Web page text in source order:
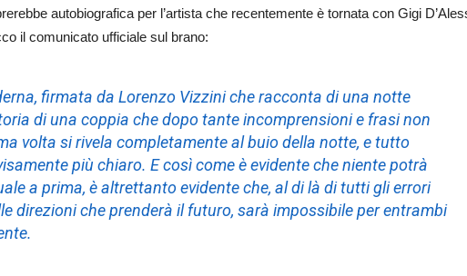
autobiografica per l’artista che recentemente è tornata con Gigi
il comunicato ufficiale sul brano:
firmata da Lorenzo Vizzini che racconta di una notte
di una coppia che dopo tante incomprensioni e frasi non
volta si rivela completamente al buio della notte, e tutto
più chiaro. E così come è evidente che niente potrà
a prima, è altrettanto evidente che, al di là di tutti gli errori
direzioni che prenderà il futuro, sarà impossibile per entrambi